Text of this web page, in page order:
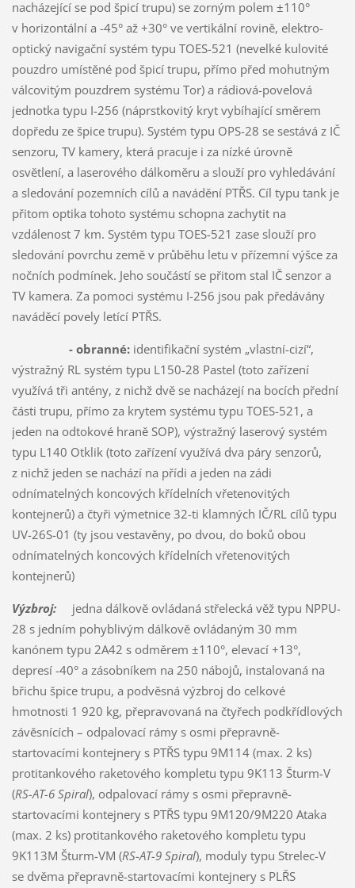
nacházející se pod špicí trupu) se zorným polem ±110°
v horizontální a -45° až +30° ve vertikální rovině, elektro-
optický navigační systém typu TOES-521 (nevelké kulovité
pouzdro umístěné pod špicí trupu, přímo před mohutným
válcovitým pouzdrem systému Tor) a rádiová-povelová
jednotka typu I-256 (náprstkovitý kryt vybíhající směrem
dopředu ze špice trupu). Systém typu OPS-28 se sestává z IČ
senzoru, TV kamery, která pracuje i za nízké úrovně
osvětlení, a laserového dálkoměru a slouží pro vyhledávání
a sledování pozemních cílů a navádění PTŘS. Cíl typu tank je
přitom optika tohoto systému schopna zachytit na
vzdálenost 7 km. Systém typu TOES-521 zase slouží pro
sledování povrchu země v průběhu letu v přízemní výšce za
nočních podmínek. Jeho součástí se přitom stal IČ senzor a
TV kamera. Za pomoci systému I-256 jsou pak předávány
naváděcí povely letící PTŘS.
- obranné:identifikační systém „vlastní-cizí“,
výstražný RL systém typu L150-28 Pastel (toto zařízení
využívá tři antény, z nichž dvě se nacházejí na bocích přední
části trupu, přímo za krytem systému typu TOES-521, a
jeden na odtokové hraně SOP), výstražný laserový systém
typu L140 Otklik (toto zařízení využívá dva páry senzorů,
z nichž jeden se nachází na přídi a jeden na zádi
odnímatelných koncových křídelních vřetenovitých
kontejnerů) a čtyři výmetnice 32-ti klamných IČ/RL cílů typu
UV-26S-01 (ty jsou vestavěny, po dvou, do boků obou
odnímatelných koncových křídelních vřetenovitých
kontejnerů)
Výzbroj:jedna dálkově ovládaná střelecká věž typu NPPU-
28 s jedním pohyblivým dálkově ovládaným 30 mm
kanónem typu 2A42 s odměrem ±110°, elevací +13°,
depresí -40° a zásobníkem na 250 nábojů, instalovaná na
břichu špice trupu, a podvěsná výzbroj do celkové
hmotnosti 1 920 kg, přepravovaná na čtyřech podkřídlových
závěsnících – odpalovací rámy s osmi přepravně-
startovacími kontejnery s PTŘS typu 9M114 (max. 2 ks)
protitankového raketového kompletu typu 9K113 Šturm-V
(RS-AT-6 Spiral), odpalovací rámy s osmi přepravně-
startovacími kontejnery s PTŘS typu 9M120/9M220 Ataka
(max. 2 ks) protitankového raketového kompletu typu
9K113M Šturm-VM (RS-AT-9 Spiral), moduly typu Strelec-V
se dvěma přepravně-startovacími kontejnery s PLŘS